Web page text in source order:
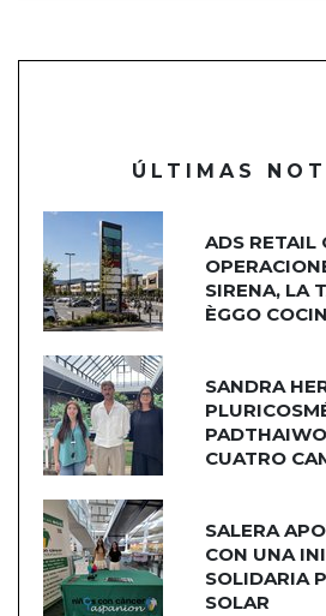
ÚLTIMAS
ADS RETAIL
SIRENA, LA
ÈGGO
SANDRA
CUATRO
SALERA
CON UNA
SOLIDARIA
SOLAR